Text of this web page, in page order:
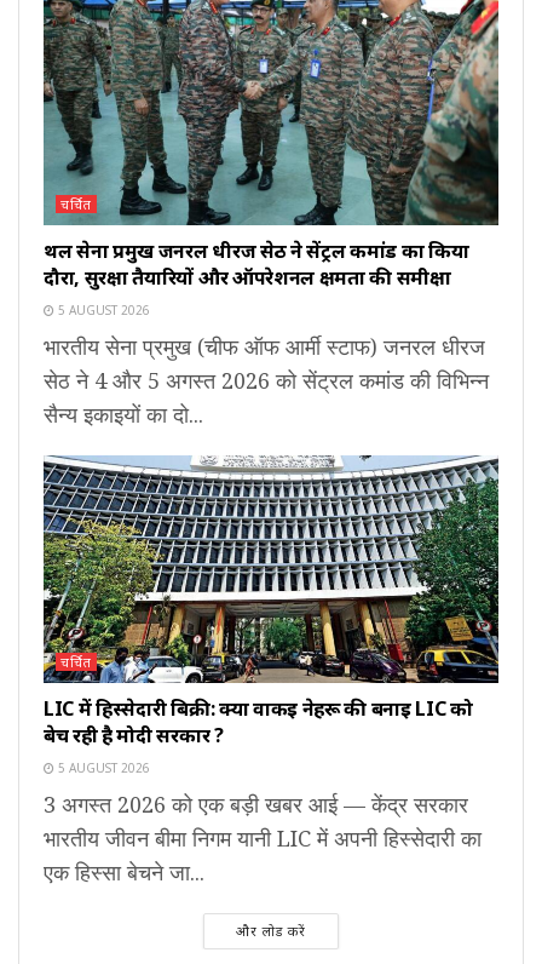
चर्चित
थल सेना प्रमुख जनरल धीरज सेठ ने सेंट्रल कमांड का किया
दौरा, सुरक्षा तैयारियों और ऑपरेशनल क्षमता की समीक्षा
5 AUGUST 2026
भारतीय सेना प्रमुख (चीफ ऑफ आर्मी स्टाफ) जनरल धीरज
सेठ ने 4 और 5 अगस्त 2026 को सेंट्रल कमांड की विभिन्न
सैन्य इकाइयों का दो...
चर्चित
LIC में हिस्सेदारी बिक्री: क्या वाकई नेहरू की बनाई LIC को
बेच रही है मोदी सरकार ?
5 AUGUST 2026
3 अगस्त 2026 को एक बड़ी खबर आई — केंद्र सरकार
भारतीय जीवन बीमा निगम यानी LIC में अपनी हिस्सेदारी का
एक हिस्सा बेचने जा...
और लोड करें